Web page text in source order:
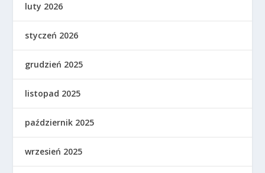
luty 2026
styczeń 2026
grudzień 2025
listopad 2025
październik 2025
wrzesień 2025